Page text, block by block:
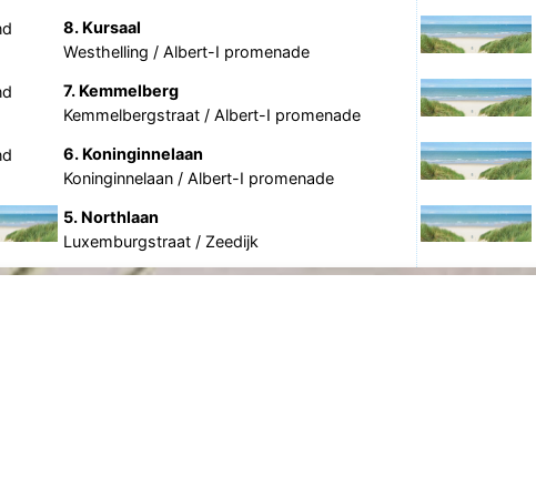
8. Kursaal
Westhelling / Albert-I promenade
7. Kemmelberg
Kemmelbergstraat / Albert-I promenade
6. Koninginnelaan
Koninginnelaan / Albert-I promenade
5. Northlaan
Luxemburgstraat / Zeedijk